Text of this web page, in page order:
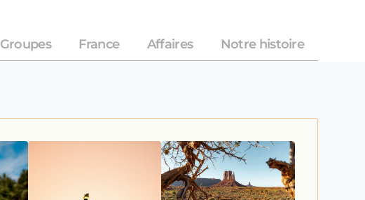
Groupes France Affaires Notre histoire